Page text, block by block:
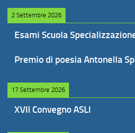
2 Settembre 2026
Esami Scuola
Premio di poesia Antonella
17 Settembre 2026
XVII Convegno ASLI